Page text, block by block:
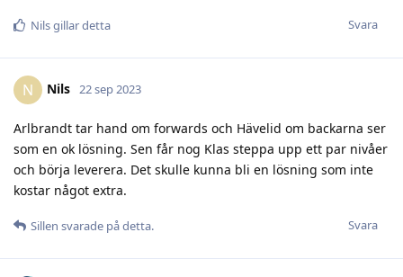
Svara
Nilsgillar detta
N Nils 22 sep 2023
Arlbrandt tar hand om forwards och Hävelid om backarna ser
som en ok lösning. Sen får nog Klas steppa upp ett par nivåer
och börja leverera. Det skulle kunna bli en lösning som inte
kostar något extra.
Svara
Sillen svarade på detta.